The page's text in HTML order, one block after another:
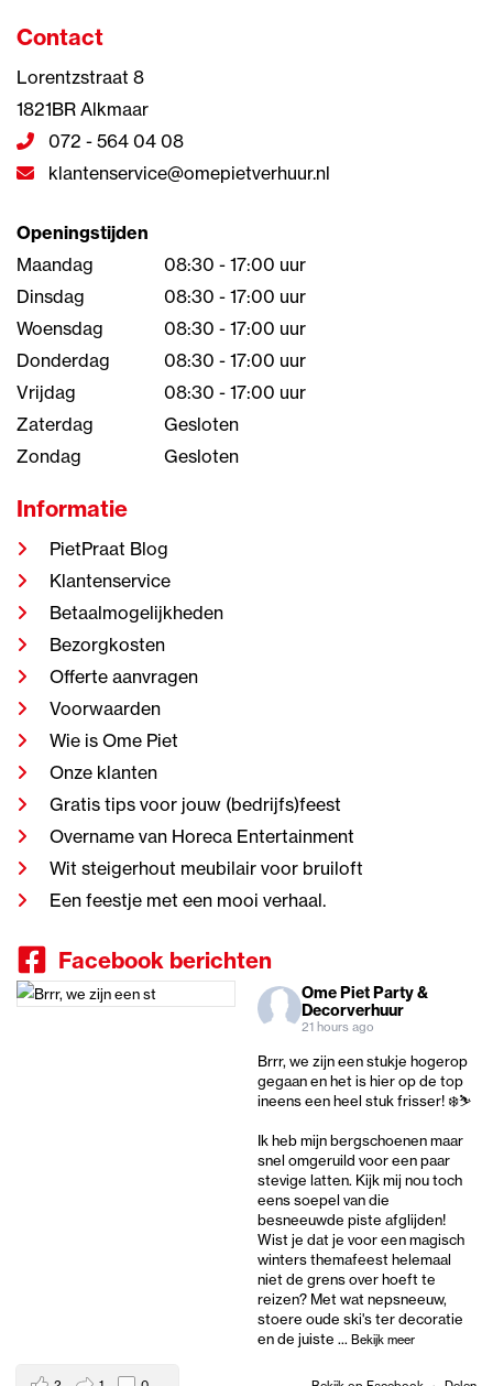
Contact
Lorentzstraat 8
1821BR Alkmaar
072 - 564 04 08
klantenservice@omepietverhuur.nl
Openingstijden
Maandag
08:30 - 17:00 uur
Dinsdag
08:30 - 17:00 uur
Woensdag
08:30 - 17:00 uur
Donderdag
08:30 - 17:00 uur
Vrijdag
08:30 - 17:00 uur
Zaterdag
Gesloten
Zondag
Gesloten
Informatie
PietPraat Blog
Klantenservice
Betaalmogelijkheden
Bezorgkosten
Offerte aanvragen
Voorwaarden
Wie is Ome Piet
Onze klanten
Gratis tips voor jouw (bedrijfs)feest
Overname van Horeca Entertainment
Wit steigerhout meubilair voor bruiloft
Een feestje met een mooi verhaal.
Facebook berichten
Ome Piet Party &
Decorverhuur
21 hours ago
Brrr, we zijn een stukje hogerop
gegaan en het is hier op de top
ineens een heel stuk frisser! ❄️⛷️
Ik heb mijn bergschoenen maar
snel omgeruild voor een paar
stevige latten. Kijk mij nou toch
eens soepel van die
besneeuwde piste afglijden!
Wist je dat je voor een magisch
winters themafeest helemaal
niet de grens over hoeft te
reizen? Met wat nepsneeuw,
stoere oude ski's ter decoratie
en de juiste ... Bekijk meer